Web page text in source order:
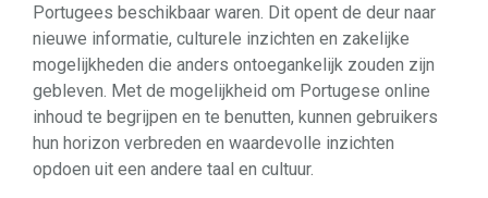
Portugees beschikbaar waren. Dit opent de deur naar
nieuwe informatie, culturele inzichten en zakelijke
mogelijkheden die anders ontoegankelijk zouden zijn
gebleven. Met de mogelijkheid om Portugese online
inhoud te begrijpen en te benutten, kunnen gebruikers
hun horizon verbreden en waardevolle inzichten
opdoen uit een andere taal en cultuur.